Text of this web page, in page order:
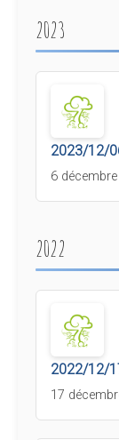
2023
2023/12/
6
2022
2022/12/
17